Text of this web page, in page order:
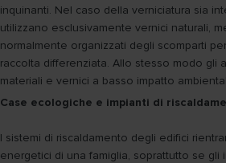
inquinanti. Nel caso della verniciatura sia
utilizzano esclusivamente vernici naturali,
normalmente organizzati degli scomparti
raccolta differenziata. Allo stesso modo gli
materiali e vernici a basso impatto
Case ecologiche e impianti di
I sistemi di riscaldamento degli edifici
energetici di una famiglia, soprattutto se gli